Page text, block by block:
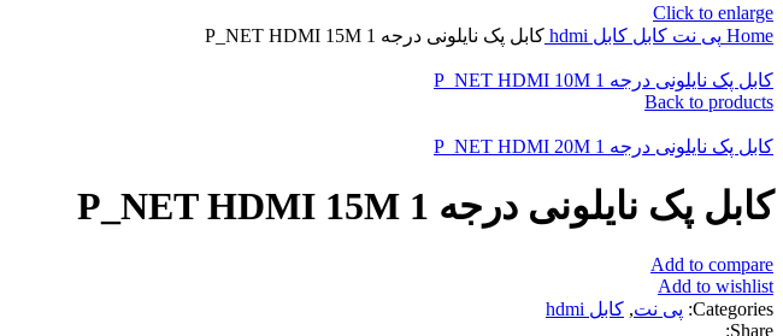
Click to enlarge
Home پی نت کابل کابل hdmi کابل پک نایلونی درجه 1 P_NET HDMI 15M
کابل پک نایلونی درجه 1 P_NET HDMI 10M
Back to products
کابل پک نایلونی درجه 1 P_NET HDMI 20M
کابل پک نایلونی درجه 1 P_NET HDMI 15M
Add to compare
Add to wishlist
Categories: پی نت, کابل hdmi
Share: